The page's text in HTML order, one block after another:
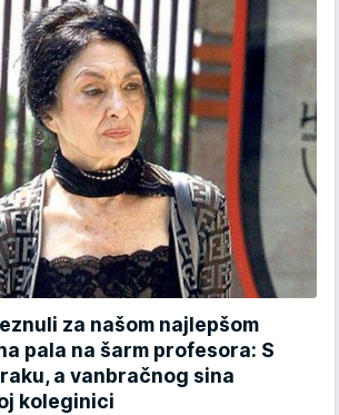
za našom najlepšom
pala na šarm profesora: S
a vanbračnog sina
koleginici